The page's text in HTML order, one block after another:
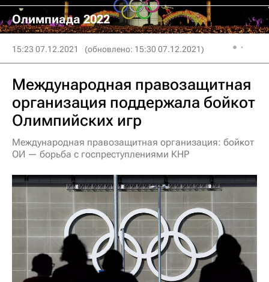
Олимпиада 2022
15:23 07.12.2021 (обновлено: 15:30 07.12.2021)
Международная правозащитная
организация поддержала бойкот
Олимпийских игр
Международная правозащитная организация: бойкот
ОИ — борьба с госпреступлениями КНР